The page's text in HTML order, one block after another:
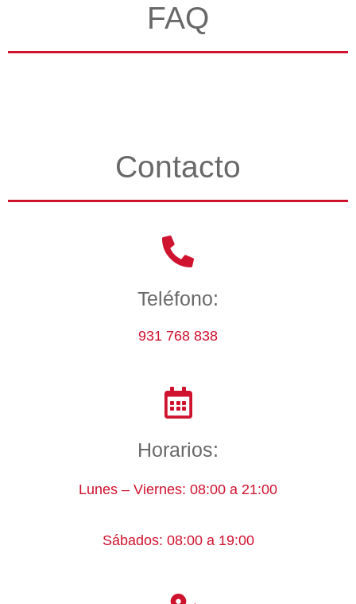
FAQ
Contacto
Teléfono:
931 768 838
Horarios:
Lunes – Viernes: 08:00 a 21:00
Sábados: 08:00 a 19:00